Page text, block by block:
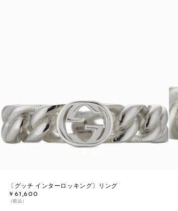
〔グッチ インターロッキング〕リング
￥61,600
（税込）